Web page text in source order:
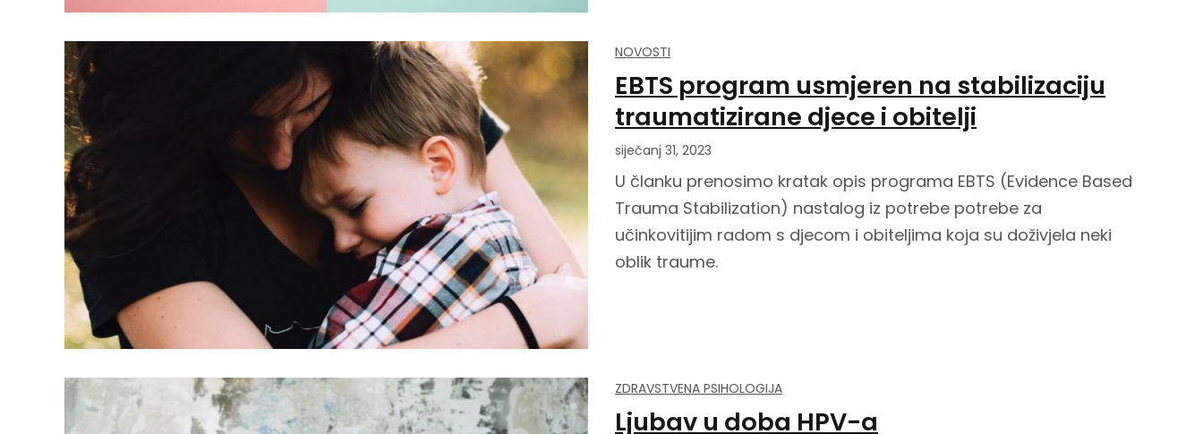
NOVOSTI
EBTS program usmjeren na stabilizaciju
traumatizirane djece i obitelji
siječanj 31, 2023
U članku prenosimo kratak opis programa EBTS (Evidence Based
Trauma Stabilization) nastalog iz potrebe potrebe za
učinkovitijim radom s djecom i obiteljima koja su doživjela neki
oblik traume.
ZDRAVSTVENA PSIHOLOGIJA
Ljubav u doba HPV-a